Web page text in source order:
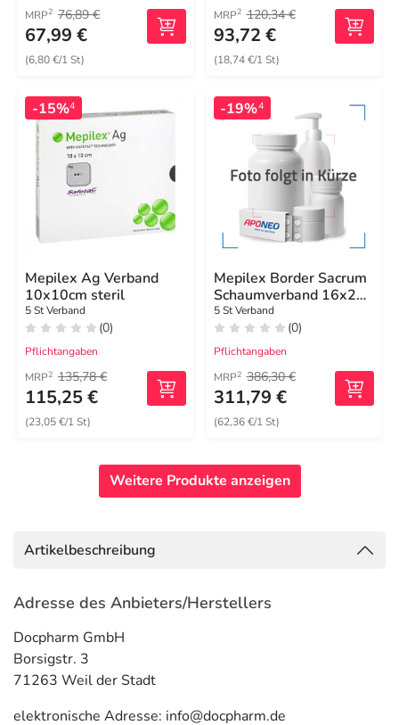
MRP2 76,89 €
67,99 €
(6,80 €/1 St)
MRP2 120,34 €
93,72 €
(18,74 €/1 St)
-15%4
Mepilex Ag Verband
10x10cm steril
5 St Verband
(0)
Pflichtangaben
MRP2 135,78 €
115,25 €
(23,05 €/1 St)
-19%4
Mepilex Border Sacrum
Schaumverband 16x20
cm steril
5 St Verband
(0)
Pflichtangaben
MRP2 386,30 €
311,79 €
(62,36 €/1 St)
Weitere Produkte anzeigen
Artikelbeschreibung
Adresse des Anbieters/Herstellers
Docpharm GmbH
Borsigstr. 3
71263 Weil der Stadt
elektronische Adresse: info@docpharm.de